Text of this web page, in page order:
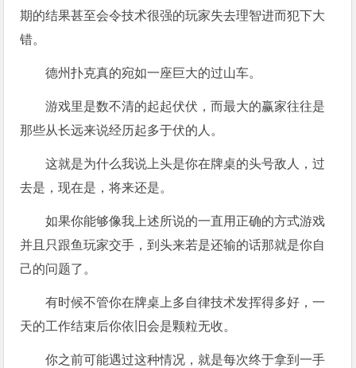
期的结果甚至会令技术很强的玩家失去理智进而犯下大
错。
德州扑克真的宛如一座巨大的过山车。
游戏里是数不清的起起伏伏，而最大的赢家往往是
那些从长远来说经历起多于伏的人。
这就是为什么我说上头是你在牌桌的头号敌人，过
去是，现在是，将来还是。
如果你能够像我上述所说的一直用正确的方式游戏
并且只跟鱼玩家交手，到头来若是还输的话那就是你自
己的问题了。
有时候不管你在牌桌上多自律技术发挥得多好，一
天的工作结束后你依旧会是颗粒无收。
你之前可能遇过这种情况，就是每次终于拿到一手